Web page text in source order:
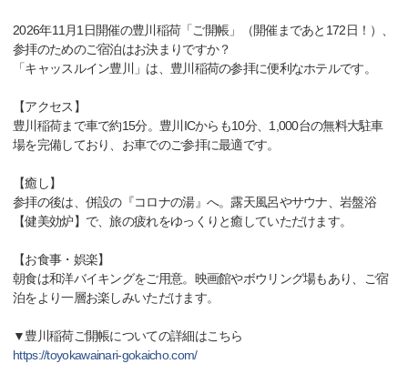
2026年11月1日開催の豊川稲荷「ご開帳」（開催まであと172日！）、
参拝のためのご宿泊はお決まりですか？
「キャッスルイン豊川」は、豊川稲荷の参拝に便利なホテルです。
【アクセス】
豊川稲荷まで車で約15分。豊川ICからも10分、1,000台の無料大駐車
場を完備しており、お車でのご参拝に最適です。
【癒し】
参拝の後は、併設の『コロナの湯』へ。露天風呂やサウナ、岩盤浴
【健美効炉】で、旅の疲れをゆっくりと癒していただけます。
【お食事・娯楽】
朝食は和洋バイキングをご用意。映画館やボウリング場もあり、ご宿
泊をより一層お楽しみいただけます。
▼豊川稲荷ご開帳についての詳細はこちら
https://toyokawainari-gokaicho.com/